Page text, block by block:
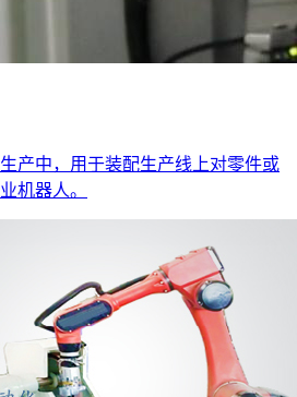
产中，用于装配生产线上对零件或
机器人。